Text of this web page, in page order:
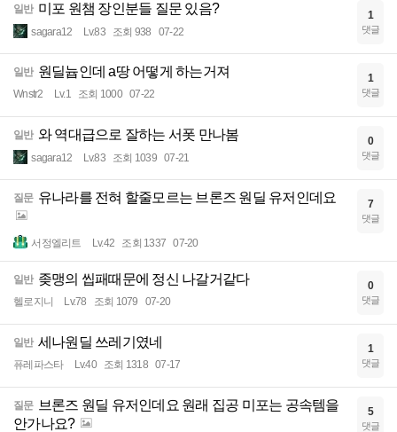
일반 미포 원챔 장인분들 질문 있음?
sagara12 Lv.83 조회 938 07-22
1
댓글
일반 원딜늅인데 a땅 어떻게 하는거져
Wnstr2 Lv.1 조회 1000 07-22
1
댓글
일반 와 역대급으로 잘하는 서폿 만나봄
sagara12 Lv.83 조회 1039 07-21
0
댓글
질문 유나라를 전혀 할줄모르는 브론즈 원딜 유저인데요
서정엘리트 Lv.42 조회 1337 07-20
7
댓글
일반 좆맹의 씹패때문에 정신 나갈거같다
헬로지니 Lv.78 조회 1079 07-20
0
댓글
일반 세나원딜 쓰레기였네
퓨레파스타 Lv.40 조회 1318 07-17
1
댓글
질문
브론즈 원딜 유저인데요 원래 집공 미포는 공속템을
안가나요?
5
댓글